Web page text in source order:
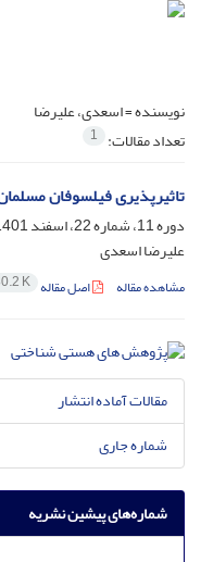
نویسنده =اسعدی، علیرضا
تعداد مقالات: 1
تاثیرپذیری فیلسوفان
دوره 11، شماره 22، اسفند 1401، صفحه
علیرضا اسعدی
مشاهده مقاله اصل مقاله K
مقالات آماده انتشار
شماره جاری
شماره‌های پیشین نشریه